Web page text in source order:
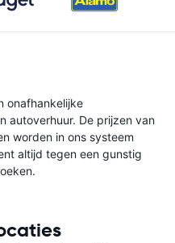
onafhankelijke
autoverhuur. De prijzen van
worden in ons systeem
altijd tegen een gunstig